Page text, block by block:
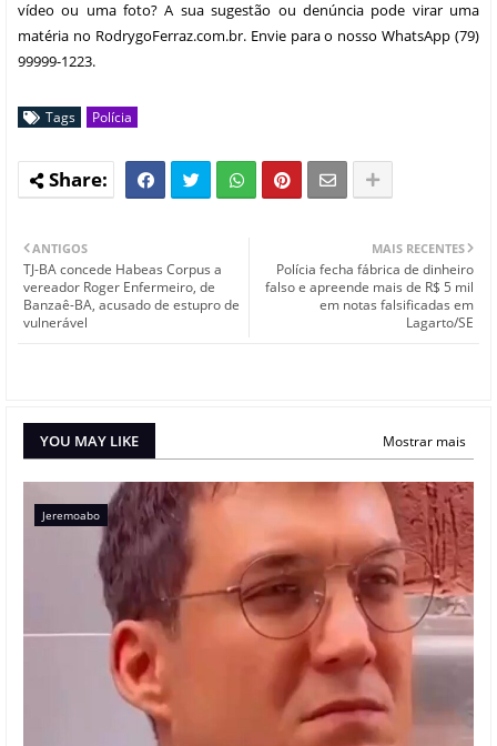
vídeo ou uma foto? A sua sugestão ou denúncia pode virar uma
matéria no RodrygoFerraz.com.br. Envie para o nosso WhatsApp (79)
99999-1223.
Tags Polícia
MAIS RECENTES
Polícia fecha fábrica de dinheiro
falso e apreende mais de R$ 5 mil
em notas falsificadas em
Lagarto/SE
ANTIGOS
TJ-BA concede Habeas Corpus a
vereador Roger Enfermeiro, de
Banzaê-BA, acusado de estupro de
vulnerável
YOU MAY LIKE Mostrar mais
Jeremoabo